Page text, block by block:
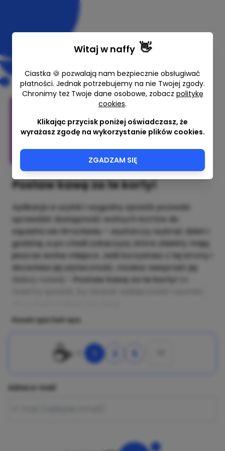
Court Checker
Postaw kawę za te korty!
Aplikacja w szybki i wygodny sposób pozwala
sprawdzić dostępność wolnych kortów do
squasha we Wrocławiu – wystarczy wybrać dzień i
godzinę, a po chwili zobaczysz, które obiekty mają
jeszcze wolne miejsca. Jeśli korzystasz z tej strony i
doceniasz jej użyteczność, możesz wesprzeć jej
Postaw kawę za te korty!
Rozwiń opis Zwiń opis
☕ 5
Adres e-mail
Witaj w naffy 👋
Ciastka 🍪 pozwalają nam bezpiecznie obsługiwać
płatności. Jednak potrzebujemy na nie Twojej zgody.
Chronimy też Twoje dane osobowe, zobacz politykę
cookies.
Klikając przycisk poniżej oświadczasz, że
wyrażasz zgodę na wykorzystanie plików cookies.
ZGADZAM SIĘ